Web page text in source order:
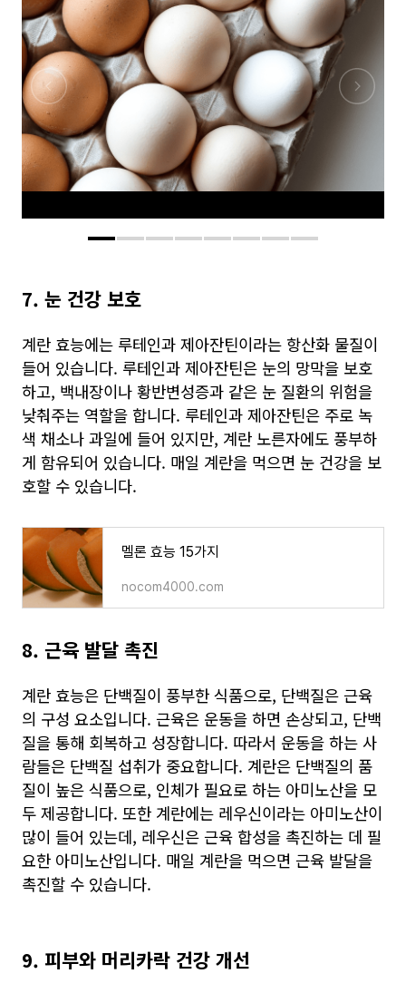
7. 눈 건강 보호
계란 효능에는 루테인과 제아잔틴이라는 항산화 물질이
들어 있습니다. 루테인과 제아잔틴은 눈의 망막을 보호
하고, 백내장이나 황반변성증과 같은 눈 질환의 위험을
낮춰주는 역할을 합니다. 루테인과 제아잔틴은 주로 녹
색 채소나 과일에 들어 있지만, 계란 노른자에도 풍부하
게 함유되어 있습니다. 매일 계란을 먹으면 눈 건강을 보
호할 수 있습니다.
멜론 효능 15가지
nocom4000.com
8. 근육 발달 촉진
계란 효능은 단백질이 풍부한 식품으로, 단백질은 근육
의 구성 요소입니다. 근육은 운동을 하면 손상되고, 단백
질을 통해 회복하고 성장합니다. 따라서 운동을 하는 사
람들은 단백질 섭취가 중요합니다. 계란은 단백질의 품
질이 높은 식품으로, 인체가 필요로 하는 아미노산을 모
두 제공합니다. 또한 계란에는 레우신이라는 아미노산이
많이 들어 있는데, 레우신은 근육 합성을 촉진하는 데 필
요한 아미노산입니다. 매일 계란을 먹으면 근육 발달을
촉진할 수 있습니다.
9. 피부와 머리카락 건강 개선